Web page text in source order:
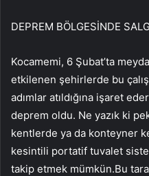
DEPREM BÖLGESİNDE
Kocamemi, 6 Şubat’ta
etkilenen şehirlerde bu
adımlar atıldığına işaret
deprem oldu. Ne yazık ki
kentlerde ya da konteyner
kesintili portatif tuvalet
takip etmek mümkün.Bu